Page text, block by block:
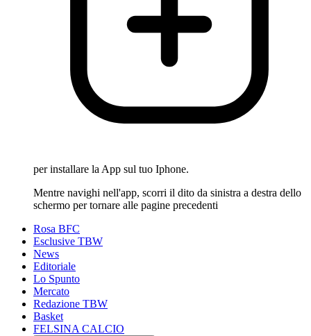
per installare la App sul tuo Iphone.
Mentre navighi nell'app, scorri il dito da sinistra a destra dello
schermo per tornare alle pagine precedenti
Rosa BFC
Esclusive TBW
News
Editoriale
Lo Spunto
Mercato
Redazione TBW
Basket
FELSINA CALCIO